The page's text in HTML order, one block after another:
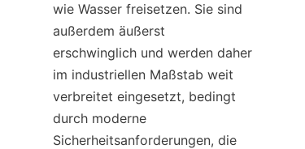
wie Wasser freisetzen. Sie sind
außerdem äußerst
erschwinglich und werden daher
im industriellen Maßstab weit
verbreitet eingesetzt, bedingt
durch moderne
Sicherheitsanforderungen, die